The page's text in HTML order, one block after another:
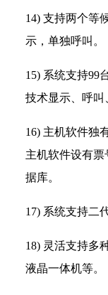
14) 支持两个等
示，单独呼叫。
15) 系统支持99
技术显示、呼叫
16) 主机软件独
主机软件设有
据库。
17) 系统支持二
18) 灵活支持多
液晶一体机等。